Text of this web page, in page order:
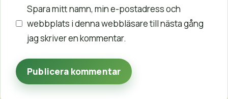
Spara mitt namn, min e-postadress och
webbplats i denna webbläsare till nästa gång
jag skriver en kommentar.